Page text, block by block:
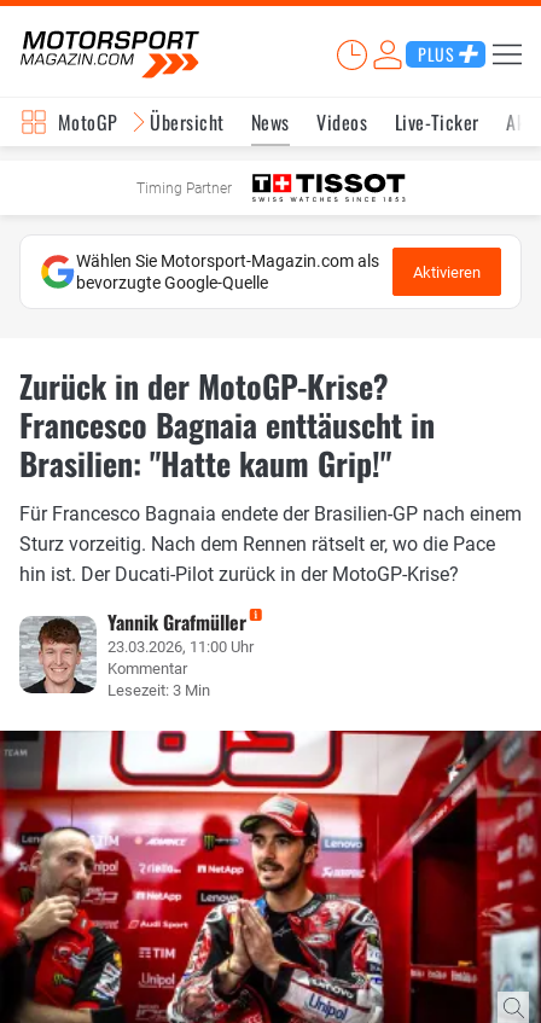
PLUS
MotoGP Übersicht News Videos Live-Ticker
Timing Partner
Wählen Sie Motorsport-Magazin.com als
bevorzugte Google-Quelle
Aktivieren
Zurück in der MotoGP-Krise?
Francesco Bagnaia enttäuscht in
Brasilien: "Hatte kaum Grip!"
Für Francesco Bagnaia endete der Brasilien-GP nach einem
Sturz vorzeitig. Nach dem Rennen rätselt er, wo die Pace
hin ist. Der Ducati-Pilot zurück in der MotoGP-Krise?
Yannik Grafmüller
23.03.2026, 11:00 Uhr
Kommentar
Lesezeit: 3 Min